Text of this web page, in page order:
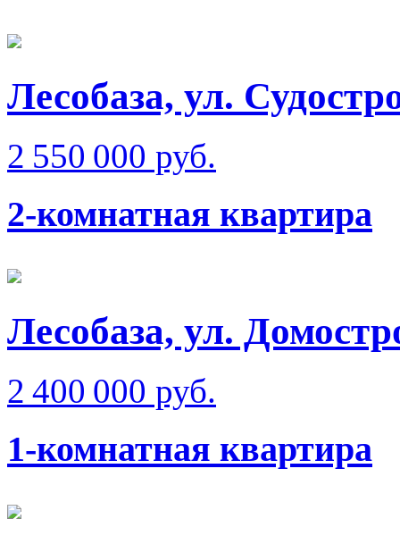
Лесобаза, ул.
2 550 000 руб.
2-комнатная квартира
Лесобаза, ул.
2 400 000 руб.
1-комнатная квартира